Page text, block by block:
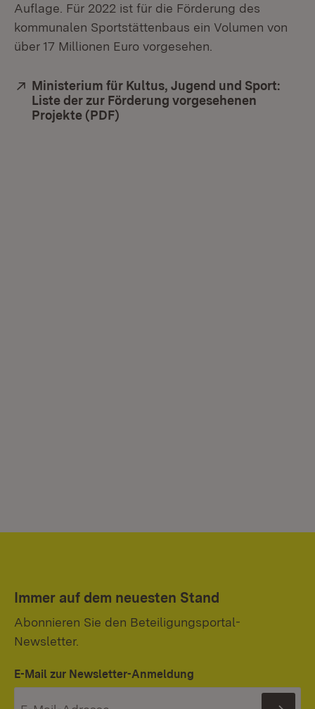
Auflage. Für 2022 ist für die Förderung des
kommunalen Sportstättenbaus ein Volumen von
über 17 Millionen Euro vorgesehen.
Extern:
Ministerium für Kultus, Jugend und Sport:
Liste der zur Förderung vorgesehenen
Projekte (PDF)
Immer auf dem neuesten Stand
Abonnieren Sie den Beteiligungsportal-
Newsletter.
E-Mail zur Newsletter-Anmeldung